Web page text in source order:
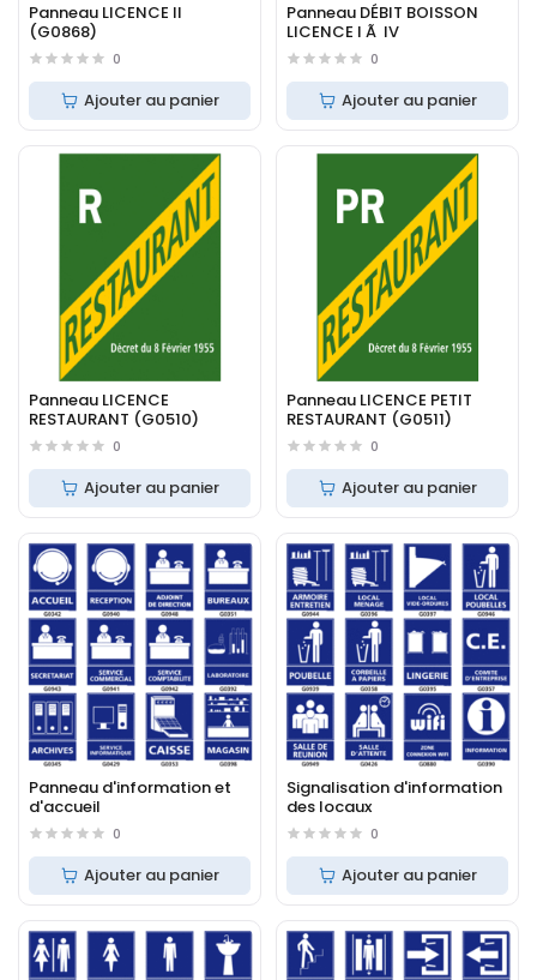
Panneau LICENCE II
(G0868)
0
Ajouter au panier
Panneau DÉBIT BOISSON
LICENCE I Ã IV
0
Ajouter au panier
Panneau LICENCE
RESTAURANT (G0510)
0
Ajouter au panier
Panneau LICENCE PETIT
RESTAURANT (G0511)
0
Ajouter au panier
Panneau d'information et
d'accueil
0
Ajouter au panier
Signalisation d'information
des locaux
0
Ajouter au panier